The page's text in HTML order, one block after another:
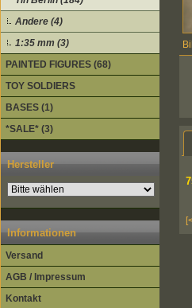
Andere (4)
1:35 mm (3)
PAINTED FIGURES (68)
TOY SOLDIERS
BASES (1)
*SALE* (3)
Hersteller
Informationen
Versand
AGB / Impressum
Kontakt